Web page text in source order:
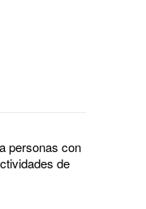
personas con
de